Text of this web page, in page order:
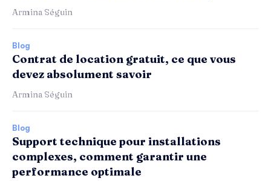
Armina Séguin
Blog
Contrat de location gratuit, ce que vous
devez absolument savoir
Armina Séguin
Blog
Support technique pour installations
complexes, comment garantir une
performance optimale